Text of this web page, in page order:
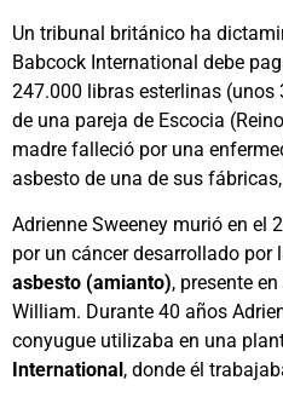
Un tribunal británico ha
Babcock International debe
247.000 libras esterlinas
de una pareja de Escocia
madre falleció por una
asbesto de una de sus
Adrienne Sweeney murió en el
por un cáncer desarrollado por
asbesto (amianto), presente
William. Durante 40 años
conyugue utilizaba en una
International , donde él